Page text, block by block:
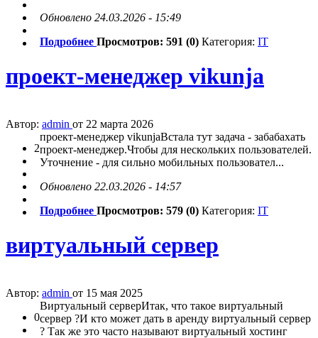
Обновлено 24.03.2026 - 15:49
Подробнее Просмотров: 591 (0) Категория: IT
проект-менеджер vikunja
Автор: admin от 22 марта 2026
2
проект-менеджер vikunjaВстала тут задача - забабахать
проект-менеджер.Чтобы для нескольких пользователей.
Уточнение - для сильно мобильных пользовател...
Обновлено 22.03.2026 - 14:57
Подробнее Просмотров: 579 (0) Категория: IT
виртуальный сервер
Автор: admin от 15 мая 2025
0
Виртуальный серверИтак, что такое виртуальный
сервер ?И кто может дать в аренду виртуальный сервер
? Так же это часто называют виртуальный хостинг